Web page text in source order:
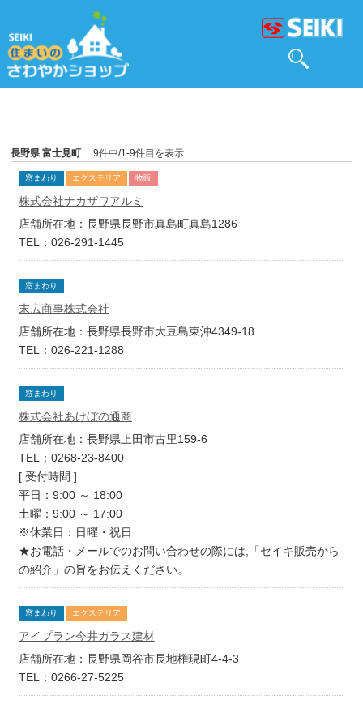
長野県 富士見町 9件中/1-9件目を表示
窓まわり エクステリア 物販
株式会社ナカザワアルミ
店舗所在地：長野県長野市真島町真島1286
TEL：026-291-1445
窓まわり
末広商事株式会社
店舗所在地：長野県長野市大豆島東沖4349-18
TEL：026-221-1288
窓まわり
株式会社あけぼの通商
店舗所在地：長野県上田市古里159-6
TEL：0268-23-8400
[ 受付時間 ]
平日：9:00 ～ 18:00
土曜：9:00 ～ 17:00
※休業日：日曜・祝日
★お電話・メールでのお問い合わせの際には,「セイキ販売から
の紹介」の旨をお伝えください。
窓まわり エクステリア
アイプラン今井ガラス建材
店舗所在地：長野県岡谷市長地権現町4-4-3
TEL：0266-27-5225